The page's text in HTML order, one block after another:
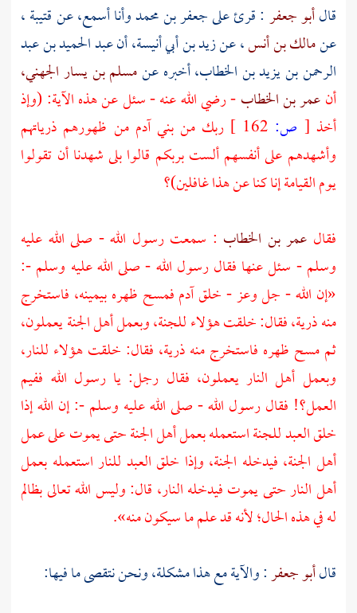
قالأبو جعفر : قرئ علىجعفر بن محمدوأنا أسمع، عنقتيبة،
عنمالك بن أنس، عنزيد بن أبي أنيسة،أنعبد الحميد بن عبد
الرحمن بن يزيد بن الخطاب،أخبره عنمسلم بن يسار الجهني،
أنعمر بن الخطاب- رضي الله عنه - سئل عن هذه الآية: (وإذ
أخذ [ ص:
ربك من بني آدم من ظهورهم ذرياتهم
وأشهدهم على أنفسهم ألست بربكم قالوا بلى شهدنا أن تقولوا
يوم القيامة إنا كنا عن هذا غافلين)؟
فقال عمر بن الخطاب : سمعت رسول الله - صلى الله عليه
وسلم - سئل عنها فقال رسول الله - صلى الله عليه وسلم -:
«إن الله - جل وعز - خلقآدمفمسح ظهره بيمينه، فاستخرج
منه ذرية، فقال: خلقت هؤلاء للجنة، وبعمل أهل الجنة يعملون،
ثم مسح ظهره فاستخرج منه ذرية، فقال: خلقت هؤلاء للنار،
وبعمل أهل النار يعملون، فقال رجل: يا رسول الله ففيم
العمل؟! فقال رسول الله - صلى الله عليه وسلم -: إن الله إذا
خلق العبد للجنة استعمله بعمل أهل الجنة حتى يموت على عمل
أهل الجنة، فيدخله الجنة، وإذا خلق العبد للنار استعمله بعمل
أهل النار حتى يموت فيدخله النار، قال: وليس الله تعالى بظالم
له في هذه الحال؛ لأنه قد علم ما سيكون منه».
قالأبو جعفر: والآية مع هذا مشكلة، ونحن نتقصى ما فيها: